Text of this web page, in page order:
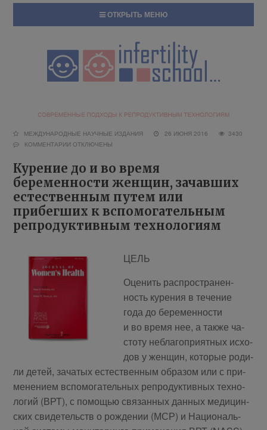
ОТКРЫТЬ МЕНЮ
МЕЖДУНАРОДНЫЕ НАУЧНЫЕ ИЗДАНИЯ 26 ИЮНЯ 2016
3430
КОММЕНТАРИИ ОТКЛЮЧЕНЫ
Курение до и во время
беременности женщин, зачавших
естественным путем или
прибегших к вспомогательным
репродуктивным технологиям
ЦЕЛЬ
Оце­нить рас­про­стра­нен­
ность ку­ре­ния в те­че­ние
года до бе­ре­мен­но­сти
и во вре­мя нее, а так­же ча­
сто­ту небла­го­при­ят­ных ис­хо­
дов у жен­щин, ко­то­рые ро­ди­
ли де­тей, за­ча­тых есте­ствен­ным об­ра­зом или с при­
ме­не­ни­ем вспо­мо­га­тель­ных ре­про­дук­тив­ных тех­но­
ло­гий (ВРТ), с по­мо­щью свя­зан­ных дан­ных ме­ди­цин­
ских сви­де­тельств о рож­де­нии (МСР) и Нацио­наль­